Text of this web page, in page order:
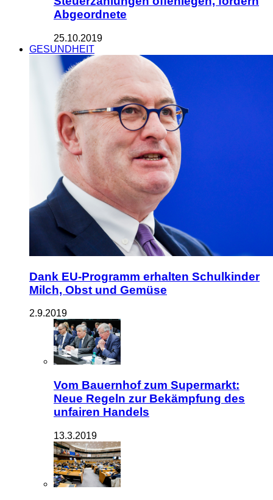
Abgeordnete
25.10.2019
GESUNDHEIT
Dank EU-Programm erhalten Schulkinder
Milch, Obst und Gemüse
2.9.2019
Vom Bauernhof zum Supermarkt:
Neue Regeln zur Bekämpfung des
unfairen Handels
13.3.2019